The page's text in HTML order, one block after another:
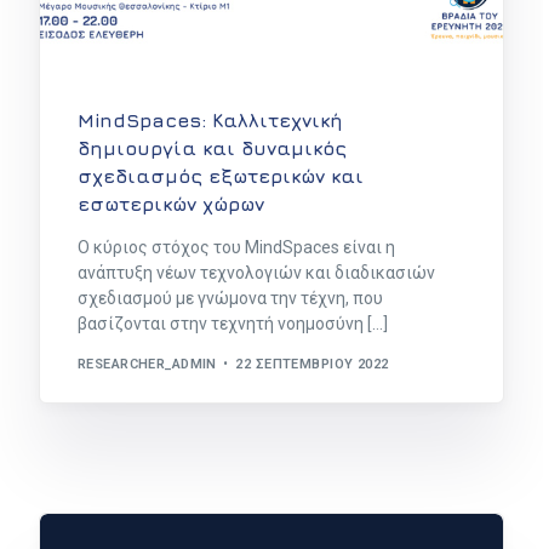
MindSpaces: Καλλιτεχνική
δημιουργία και δυναμικός
σχεδιασμός εξωτερικών και
εσωτερικών χώρων
Ο κύριος στόχος του MindSpaces είναι η
ανάπτυξη νέων τεχνολογιών και διαδικασιών
σχεδιασμού με γνώμονα την τέχνη, που
βασίζονται στην τεχνητή νοημοσύνη […]
RESEARCHER_ADMIN 22 ΣΕΠΤΕΜΒΡΊΟΥ 2022